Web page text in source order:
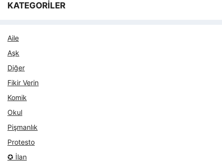
KATEGORİLER
Aile
Aşk
Diğer
Fikir Verin
Komik
Okul
Pişmanlık
Protesto
✪ İlan